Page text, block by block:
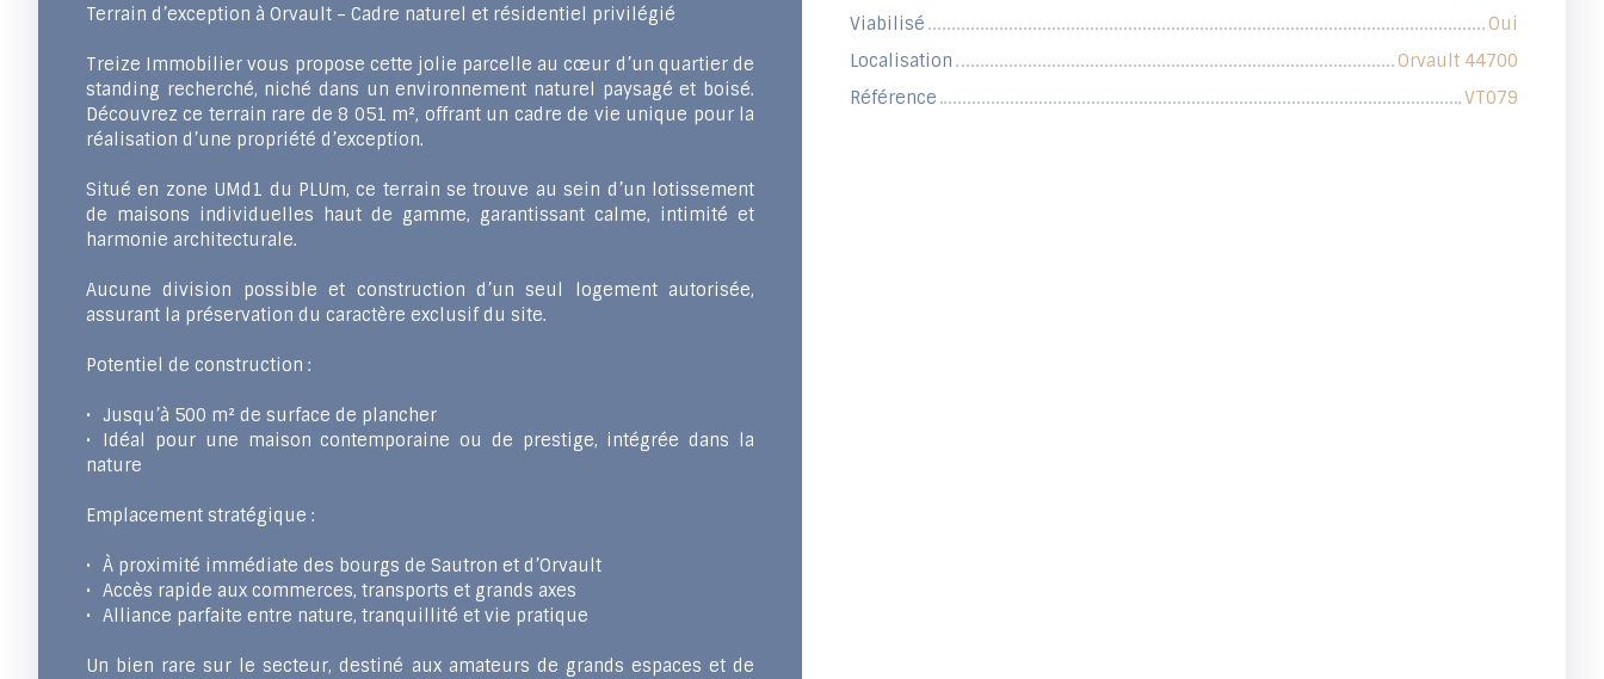
Terrain d’exception à Orvault – Cadre naturel et résidentiel privilégié
Treize Immobilier vous propose cette jolie parcelle au cœur d’un quartier de
standing recherché, niché dans un environnement naturel paysagé et boisé.
Découvrez ce terrain rare de 8 051 m², offrant un cadre de vie unique pour la
réalisation d’une propriété d’exception.
Situé en zone UMd1 du PLUm, ce terrain se trouve au sein d’un lotissement
de maisons individuelles haut de gamme, garantissant calme, intimité et
harmonie architecturale.
Aucune division possible et construction d’un seul logement autorisée,
assurant la préservation du caractère exclusif du site.
Potentiel de construction :
Jusqu’à 500 m² de surface de plancher
Idéal pour une maison contemporaine ou de prestige, intégrée dans la
nature
Emplacement stratégique :
À proximité immédiate des bourgs de Sautron et d’Orvault
Accès rapide aux commerces, transports et grands axes
Alliance parfaite entre nature, tranquillité et vie pratique
Un bien rare sur le secteur, destiné aux amateurs de grands espaces et de
Viabilisé
Oui
Localisation
Orvault 44700
Référence
VT079